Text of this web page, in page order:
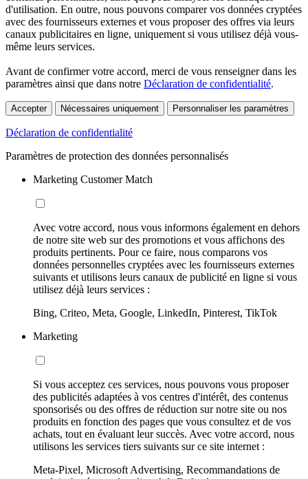
d'utilisation. En outre, nous pouvons comparer vos données cryptées
avec des fournisseurs externes et vous proposer des offres via leurs
canaux publicitaires en ligne, uniquement si vous utilisez déjà vous-
même leurs services.
Avant de confirmer votre accord, merci de vous renseigner dans les
paramètres ainsi que dans notre Déclaration de confidentialité.
Accepter Nécessaires uniquement Personnaliser les paramètres
Déclaration de confidentialité
Paramètres de protection des données personnalisés
Marketing Customer Match
Avec votre accord, nous vous informons également en dehors
de notre site web sur des promotions et vous affichons des
produits pertinents. Pour ce faire, nous comparons vos
données personnelles cryptées avec les fournisseurs externes
suivants et utilisons leurs canaux de publicité en ligne si vous
utilisez déjà leurs services :
Bing, Criteo, Meta, Google, LinkedIn, Pinterest, TikTok
Marketing
Si vous acceptez ces services, nous pouvons vous proposer
des publicités adaptées à vos centres d'intérêt, des contenus
sponsorisés ou des offres de réduction sur notre site ou nos
produits en fonction des pages que vous consultez et de vos
achats, tout en évaluant leur succès. Avec votre accord, nous
utilisons les services tiers suivants sur ce site internet :
Meta-Pixel, Microsoft Advertising, Recommandations de